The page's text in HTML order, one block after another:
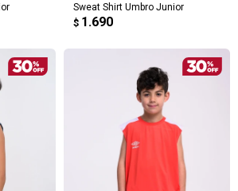
Sweat Shirt Umbro Junior
$ 1.690